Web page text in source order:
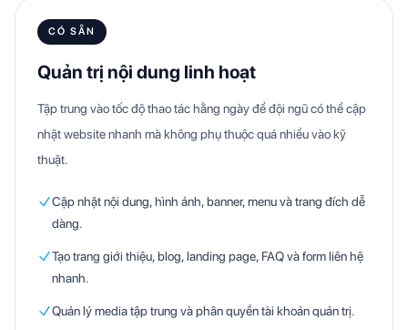
CÓ SẴN
Quản trị nội dung linh hoạt
Tập trung vào tốc độ thao tác hằng ngày để đội ngũ có thể cập
nhật website nhanh mà không phụ thuộc quá nhiều vào kỹ
thuật.
Cập nhật nội dung, hình ảnh, banner, menu và trang đích dễ
dàng.
Tạo trang giới thiệu, blog, landing page, FAQ và form liên hệ
nhanh.
Quản lý media tập trung và phân quyền tài khoản quản trị.